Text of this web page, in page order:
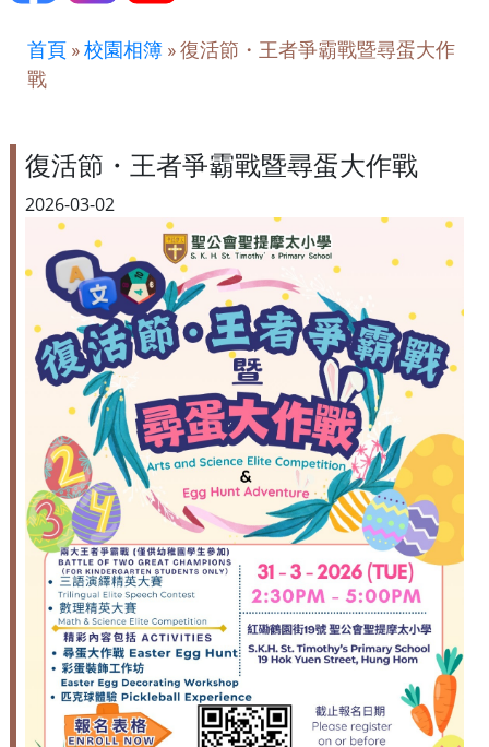
首頁 »校園相簿 »復活節・王者爭霸戰暨尋蛋大作
戰
復活節・王者爭霸戰暨尋蛋大作戰
2026-03-02